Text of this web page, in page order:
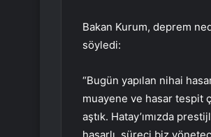
Bakan Kurum, deprem
söyledi:
“Bugün yapılan nihai
muayene ve hasar tespit
aştık. Hatay’ımızda